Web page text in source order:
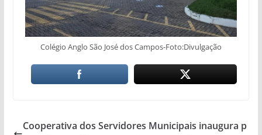
Colégio Anglo São José dos Campos-Foto:Divulgação
Cooperativa dos Servidores Municipais inaugura p